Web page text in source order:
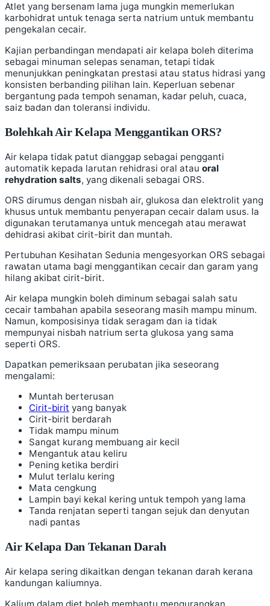
Atlet yang bersenam lama juga mungkin memerlukan
karbohidrat untuk tenaga serta natrium untuk membantu
pengekalan cecair.
Kajian perbandingan mendapati air kelapa boleh diterima
sebagai minuman selepas senaman, tetapi tidak
menunjukkan peningkatan prestasi atau status hidrasi yang
konsisten berbanding pilihan lain. Keperluan sebenar
bergantung pada tempoh senaman, kadar peluh, cuaca,
saiz badan dan toleransi individu.
Bolehkah Air Kelapa Menggantikan ORS?
Air kelapa tidak patut dianggap sebagai pengganti
automatik kepada larutan rehidrasi oral atau oral
rehydration salts, yang dikenali sebagai ORS.
ORS dirumus dengan nisbah air, glukosa dan elektrolit yang
khusus untuk membantu penyerapan cecair dalam usus. Ia
digunakan terutamanya untuk mencegah atau merawat
dehidrasi akibat cirit-birit dan muntah.
Pertubuhan Kesihatan Sedunia mengesyorkan ORS sebagai
rawatan utama bagi menggantikan cecair dan garam yang
hilang akibat cirit-birit.
Air kelapa mungkin boleh diminum sebagai salah satu
cecair tambahan apabila seseorang masih mampu minum.
Namun, komposisinya tidak seragam dan ia tidak
mempunyai nisbah natrium serta glukosa yang sama
seperti ORS.
Dapatkan pemeriksaan perubatan jika seseorang
mengalami:
Muntah berterusan
Cirit-birit yang banyak
Cirit-birit berdarah
Tidak mampu minum
Sangat kurang membuang air kecil
Mengantuk atau keliru
Pening ketika berdiri
Mulut terlalu kering
Mata cengkung
Lampin bayi kekal kering untuk tempoh yang lama
Tanda renjatan seperti tangan sejuk dan denyutan
nadi pantas
Air Kelapa Dan Tekanan Darah
Air kelapa sering dikaitkan dengan tekanan darah kerana
kandungan kaliumnya.
Kalium dalam diet boleh membantu mengurangkan